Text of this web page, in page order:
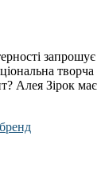
запрошує
творча
Алея Зірок має